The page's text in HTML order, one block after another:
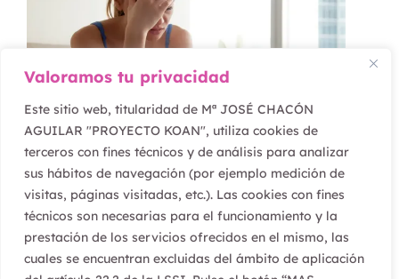
Valoramos tu privacidad
Este sitio web, titularidad de Mª JOSÉ CHACÓN
AGUILAR "PROYECTO KOAN", utiliza cookies de
terceros con fines técnicos y de análisis para analizar
sus hábitos de navegación (por ejemplo medición de
visitas, páginas visitadas, etc.). Las cookies con fines
técnicos son necesarias para el funcionamiento y la
prestación de los servicios ofrecidos en el mismo, las
cuales se encuentran excluidas del ámbito de aplicación
febrero 16, 2022
¿Vives o te preocupas?